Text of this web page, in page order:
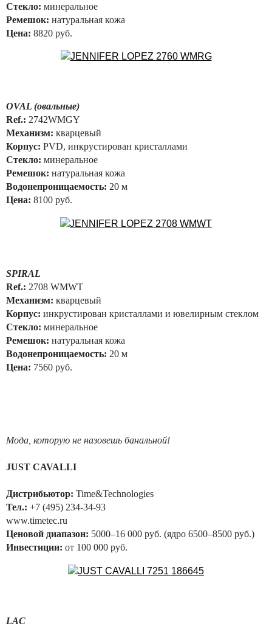
Стекло: минеральное
Ремешок: натуральная кожа
Цена: 8820 руб.
OVAL (овальные)
Ref.: 2742WMGY
Механизм: кварцевый
Корпус: PVD, инкрустирован кристаллами
Стекло: минеральное
Ремешок: натуральная кожа
Водонепроницаемость: 20 м
Цена: 8100 руб.
SPIRAL
Ref.: 2708 WMWT
Механизм: кварцевый
Корпус: инкрустирован кристаллами и ювелирным стеклом
Стекло: минеральное
Ремешок: натуральная кожа
Водонепроницаемость: 20 м
Цена: 7560 руб.
Мода, которую не назовешь банальной!
JUST CAVALLI
Дистрибьютор: Time&Technologies
Тел.: +7 (495) 234-34-93
www.timetec.ru
Ценовой диапазон: 5000–16 000 руб. (ядро 6500–8500 руб.)
Инвестиции: от 100 000 руб.
LAC